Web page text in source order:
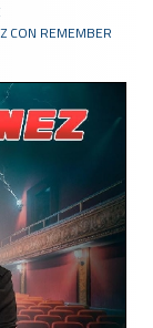
CON REMEMBER